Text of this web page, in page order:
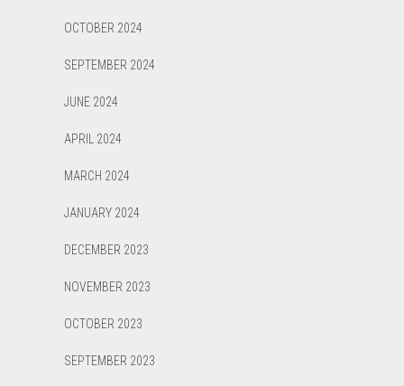
OCTOBER 2024
SEPTEMBER 2024
JUNE 2024
APRIL 2024
MARCH 2024
JANUARY 2024
DECEMBER 2023
NOVEMBER 2023
OCTOBER 2023
SEPTEMBER 2023